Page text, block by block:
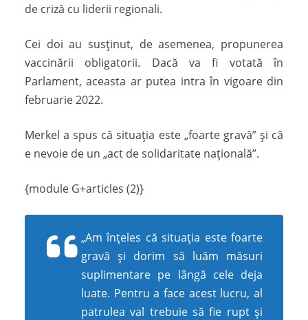
de criză cu liderii regionali.
Cei doi au susținut, de asemenea, propunerea
vaccinării obligatorii. Dacă va fi votată în
Parlament, aceasta ar putea intra în vigoare din
februarie 2022.
Merkel a spus că situația este „foarte gravă” și că
e nevoie de un „act de solidaritate națională”.
{module G+articles (2)}
„Am înțeles că situația este foarte
gravă și dorim să luăm măsuri
suplimentare pe lângă cele deja
luate. Pentru a face acest lucru, al
patrulea val trebuie să fie rupt și